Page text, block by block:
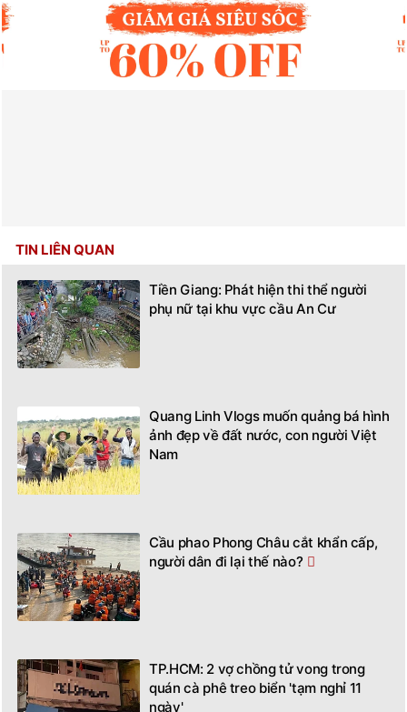
TIN LIÊN QUAN
Tiền Giang: Phát hiện thi thể người
phụ nữ tại khu vực cầu An Cư
Quang Linh Vlogs muốn quảng bá hình
ảnh đẹp về đất nước, con người Việt
Nam
Cầu phao Phong Châu cắt khẩn cấp,
người dân đi lại thế nào?
TP.HCM: 2 vợ chồng tử vong trong
quán cà phê treo biển 'tạm nghỉ 11
ngày'